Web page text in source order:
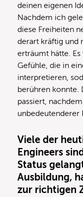
deinen eigenen
Nachdem ich
diese Freiheiten
derart kräftig und
erträumt hätte.
Gefühle, die in
interpretieren,
berühren konnte.
passiert,
unbedeutenderer
Viele der
Engineers
Status
Ausbildung,
zur richtigen